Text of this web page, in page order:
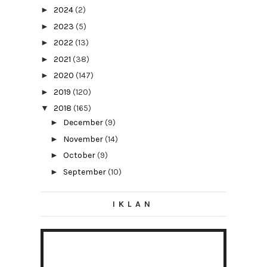
► 2024(2)
► 2023 (5)
► 2022 (13)
► 2021 (38)
► 2020 (147)
► 2019 (120)
▼ 2018 (165)
► December(9)
► November(14)
►October(9)
► September(10)
HAJAT Lagu Terbaru Hael Husaini
Lakukan 10 Perkara Ini Untuk Cegah HFMD
IKLAN